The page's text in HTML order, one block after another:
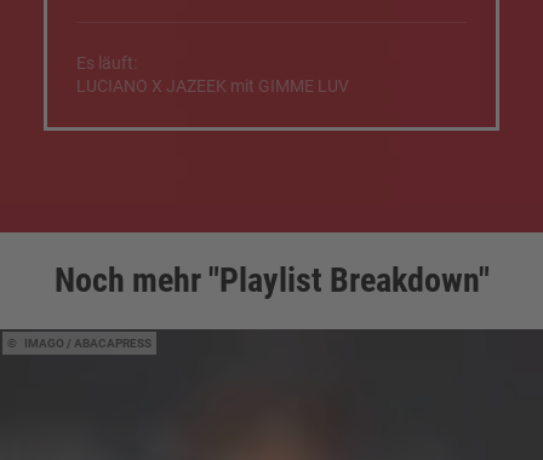
Es läuft:
LUCIANO X JAZEEK mit GIMME LUV
Noch mehr "Playlist Breakdown"
IMAGO / ABACAPRESS